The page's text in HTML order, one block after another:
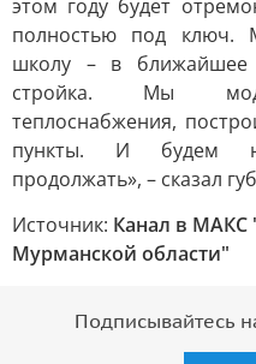
этом году будет
полностью под ключ.
школу – в ближайшее
стройка. Мы
теплоснабжения,
пункты. И будем
продолжать», – сказал
Источник: Канал в МАКС
Мурманской области"
Подписывайтесь